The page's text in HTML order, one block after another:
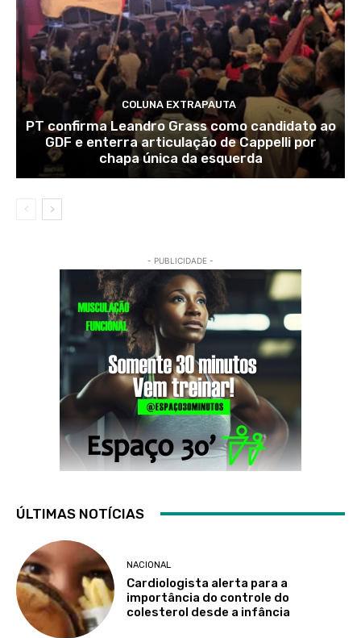
COLUNA EXTRAPAUTA
PT confirma Leandro Grass como candidato ao
GDF e enterra articulação de Cappelli por
chapa única da esquerda
- PUBLICIDADE -
ÚLTIMAS NOTÍCIAS
NACIONAL
Cardiologista alerta para a
importância do controle do
colesterol desde a infância